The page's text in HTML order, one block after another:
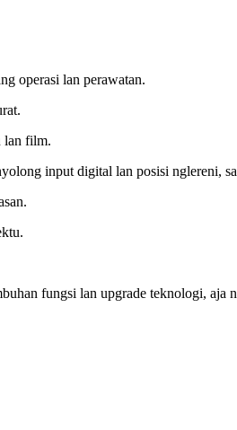
operasi lan perawatan.
lan film.
input digital lan posisi nglereni,
fungsi lan upgrade teknologi, aja